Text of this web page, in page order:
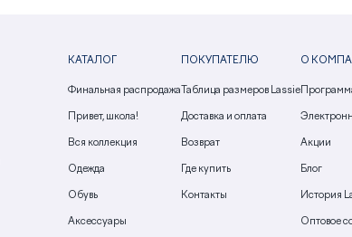
КАТАЛОГ
Финальная распродажа
Привет, школа!
Вся коллекция
Одежда
Обувь
Аксессуары
ПОКУПАТЕЛЮ
Таблица размеров Lassie
Доставка и оплата
Возврат
Где купить
Контакты
О
Акции
Блог
История
Оптовое